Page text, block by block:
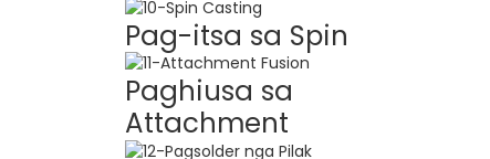
Pag-itsa sa Spin
Paghiusa sa
Attachment